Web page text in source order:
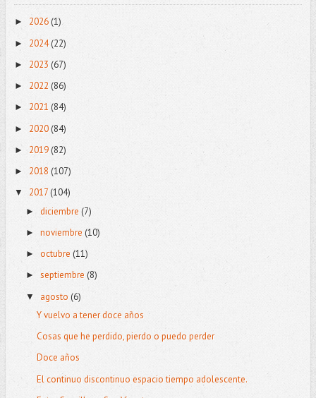
► 2026 (1)
► 2024(22)
► 2023 (67)
► 2022 (86)
► 2021 (84)
► 2020(84)
► 2019(82)
► 2018 (107)
▼ 2017(104)
► diciembre (7)
► noviembre (10)
► octubre (11)
► septiembre (8)
▼ agosto (6)
Y vuelvo a tener doce años
Cosas que he perdido, pierdo o puedo perder
Doce años
El continuo discontinuo espacio tiempo adolescente.